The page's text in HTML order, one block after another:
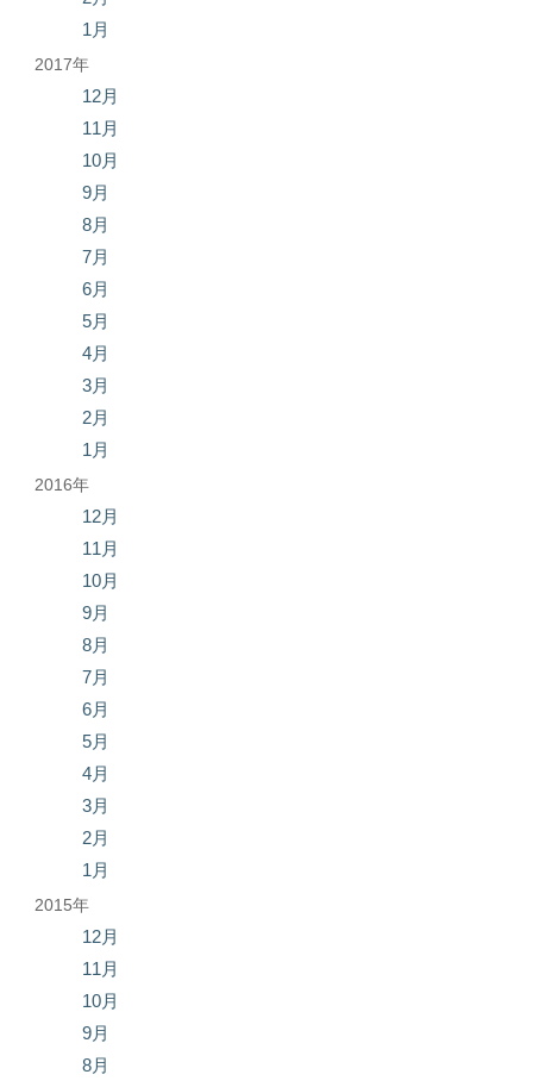
1月
2017年
12月
11月
10月
9月
8月
7月
6月
5月
4月
3月
2月
1月
2016年
12月
11月
10月
9月
8月
7月
6月
5月
4月
3月
2月
1月
2015年
12月
11月
10月
9月
8月